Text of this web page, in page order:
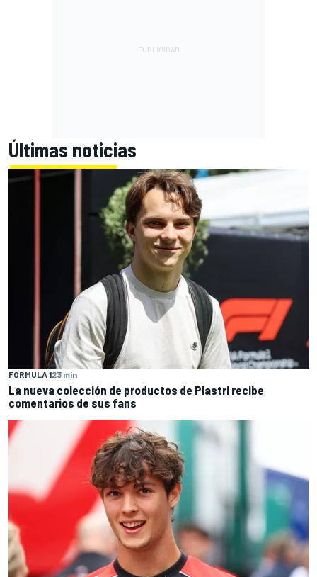
Últimas noticias
FÓRMULA 123 min
La nueva colección de productos de Piastri recibe
comentarios de sus fans